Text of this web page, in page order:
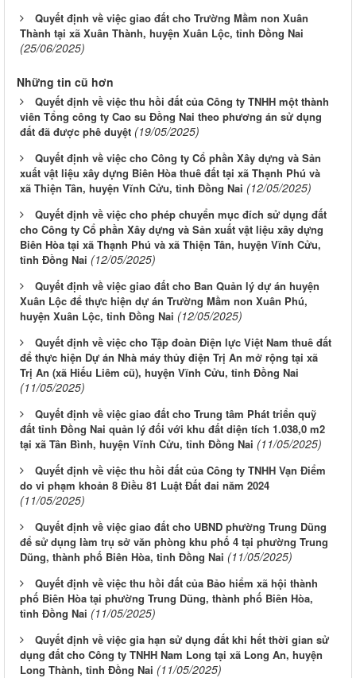
Quyết định về việc giao đất cho Trường Mầm non Xuân
Thành tại xã Xuân Thành, huyện Xuân Lộc, tỉnh Đồng Nai
(25/06/2025)
Những tin cũ hơn
Quyết định về việc thu hồi đất của Công ty TNHH một thành
viên Tổng công ty Cao su Đồng Nai theo phương án sử dụng
đất đã được phê duyệt (19/05/2025)
Quyết định về việc cho Công ty Cổ phần Xây dựng và Sản
xuất vật liệu xây dựng Biên Hòa thuê đất tại xã Thạnh Phú và
xã Thiện Tân, huyện Vĩnh Cửu, tỉnh Đồng Nai (12/05/2025)
Quyết định về việc cho phép chuyển mục đích sử dụng đất
cho Công ty Cổ phần Xây dựng và Sản xuất vật liệu xây dựng
Biên Hòa tại xã Thạnh Phú và xã Thiện Tân, huyện Vĩnh Cửu,
tỉnh Đồng Nai (12/05/2025)
Quyết định về việc giao đất cho Ban Quản lý dự án huyện
Xuân Lộc để thực hiện dự án Trường Mầm non Xuân Phú,
huyện Xuân Lộc, tỉnh Đồng Nai (12/05/2025)
Quyết định về việc cho Tập đoàn Điện lực Việt Nam thuê đất
để thực hiện Dự án Nhà máy thủy điện Trị An mở rộng tại xã
Trị An (xã Hiếu Liêm cũ), huyện Vĩnh Cửu, tỉnh Đồng Nai
(11/05/2025)
Quyết định về việc giao đất cho Trung tâm Phát triển quỹ
đất tỉnh Đồng Nai quản lý đối với khu đất diện tích 1.038,0 m2
tại xã Tân Bình, huyện Vĩnh Cửu, tỉnh Đồng Nai (11/05/2025)
Quyết định về việc thu hồi đất của Công ty TNHH Vạn Điểm
do vi phạm khoản 8 Điều 81 Luật Đất đai năm 2024
(11/05/2025)
Quyết định về việc giao đất cho UBND phường Trung Dũng
để sử dụng làm trụ sở văn phòng khu phố 4 tại phường Trung
Dũng, thành phố Biên Hòa, tỉnh Đồng Nai (11/05/2025)
Quyết định về việc thu hồi đất của Bảo hiểm xã hội thành
phố Biên Hòa tại phường Trung Dũng, thành phố Biên Hòa,
tỉnh Đồng Nai (11/05/2025)
Quyết định về việc gia hạn sử dụng đất khi hết thời gian sử
dụng đất cho Công ty TNHH Nam Long tại xã Long An, huyện
Long Thành, tỉnh Đồng Nai (11/05/2025)